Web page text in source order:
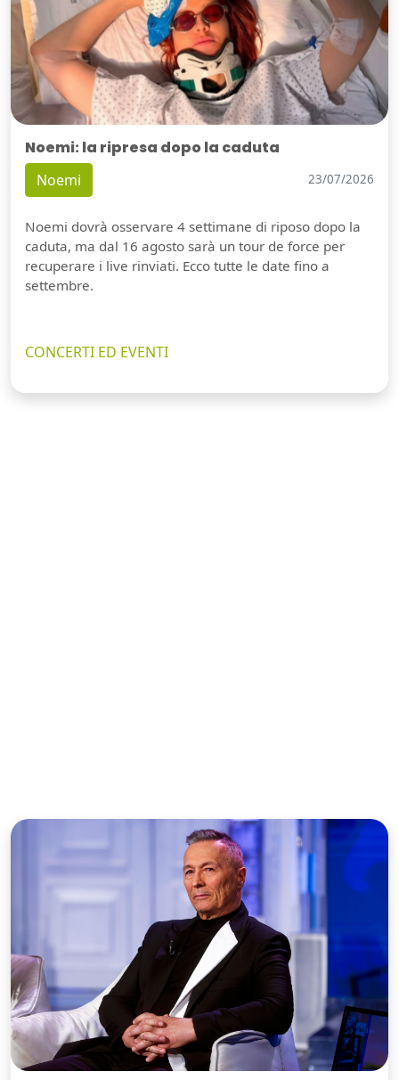
Noemi: la ripresa dopo la caduta
Noemi 23/07/2026
Noemi dovrà osservare 4 settimane di riposo dopo la
caduta, ma dal 16 agosto sarà un tour de force per
recuperare i live rinviati. Ecco tutte le date fino a
settembre.
CONCERTI ED EVENTI